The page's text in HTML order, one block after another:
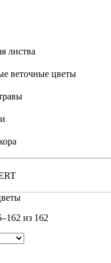
листва
веточные цветы
из 162